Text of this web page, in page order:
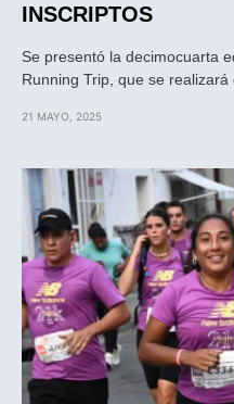
INSCRIPTOS
Se presentó la decimocuarta
Running Trip, que se realizará
21 MAYO, 2025